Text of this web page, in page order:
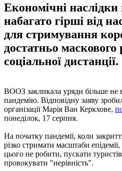
Економічні
набагато гірші від
для стримування
достатньо маскового
соціальної дистанції.
ВООЗ закликала уряди більше не
пандемію. Відповідну заяву
організації Марія Ван Керкхове,
понеділок, 17 серпня.
На початку пандемії, коли
різко стримати масштаби
цього не робити, пускати
провокувати "нерівність".